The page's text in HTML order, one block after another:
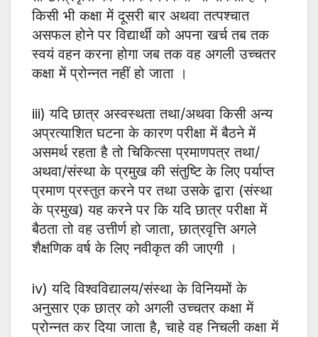
किसी भी कक्षा में दूसरी बार अथवा तत्पश्चात
असफल होने पर विद्यार्थी को अपना खर्च तब तक
स्वयं वहन करना होगा जब तक वह अगली उच्चतर
कक्षा में प्रोन्नत नहीं हो जाता ।
iii) यदि छात्र अस्वस्थता तथा/अथवा किसी अन्य
अप्रत्याशित घटना के कारण परीक्षा में बैठने में
असमर्थ रहता है तो चिकित्सा प्रमाणपत्र तथा/
अथवा/संस्था के प्रमुख की संतुष्टि के लिए पर्याप्त
प्रमाण प्रस्तुत करने पर तथा उसके द्वारा (संस्था
के प्रमुख) यह करने पर कि यदि छात्र परीक्षा में
बैठता तो वह उत्तीर्ण हो जाता, छात्रवृत्ति अगले
शैक्षणिक वर्ष के लिए नवीकृत की जाएगी ।
iv) यदि विश्वविद्यालय/संस्था के विनियमों के
अनुसार एक छात्र को अगली उच्चतर कक्षा में
प्रोन्नत कर दिया जाता है, चाहे वह निचली कक्षा में